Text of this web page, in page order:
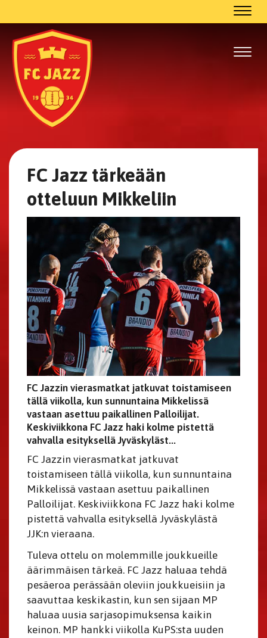
FC Jazz tärkeään
otteluun Mikkeliin
FC Jazzin vierasmatkat jatkuvat toistamiseen
tällä viikolla, kun sunnuntaina Mikkelissä
vastaan asettuu paikallinen Palloilijat.
Keskiviikkona FC Jazz haki kolme pistettä
vahvalla esityksellä Jyväskyläst...
FC Jazzin vierasmatkat jatkuvat
toistamiseen tällä viikolla, kun sunnuntaina
Mikkelissä vastaan asettuu paikallinen
Palloilijat. Keskiviikkona FC Jazz haki kolme
pistettä vahvalla esityksellä Jyväskylästä
JJK:n vieraana.
Tuleva ottelu on molemmille joukkueille
äärimmäisen tärkeä. FC Jazz haluaa tehdä
pesäeroa perässään oleviin joukkueisiin ja
saavuttaa keskikastin, kun sen sijaan MP
haluaa uusia sarjasopimuksensa kaikin
keinon. MP hankki viikolla KuPS:sta uuden